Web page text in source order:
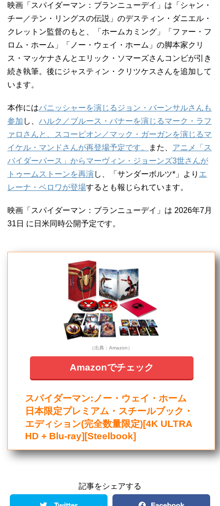
映画「スパイダーマン：ブランニューデイ」は「シャン・
チー／テン・リングスの伝説」のデスティン・ダニエル・
クレットン監督のもと、「ホームカミング」「ファー・フ
ロム・ホーム」「ノー・ウェイ・ホーム」の脚本家クリ
ス・マッケナさんとエリック・ソマーズさんコンビが引き
続き執筆。後にジャスティン・クリツケスさんを追加して
います。
本作にはパニッシャーを演じるジョン・バーンサルさんも
参加 し、 ハルク／ブルース・バナーを演じるマーク・ラフ
ァロさんと、スコーピオン／マック・ガーガンを演じるマ
イケル・マンドさんが再登場予定です。
また、 アニメ「ス
パイダーバース」からマーヴィン・ジョーンズ3世さんが
トゥームストーンを再演し、「サンダーボルツ*」より エ
レーナ・ベロワが登場するとも報じられています。
映画「スパイダーマン：ブランニューデイ」は 2026年7月
31日 に日米同時公開予定です。
（出典：Amazon）
Amazonでチェック
スパイダーマン:ノー・ウェイ・ホーム
日本限定プレミアム・スチールブック・
エディション(完全数量限定)[4K ULTRA
HD + Blu-ray][Steelbook]
記事をシェアする